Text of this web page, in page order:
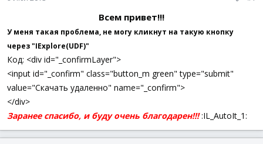
Всем привет!!!
У меня такая проблема, не могу кликнут на такую кнопку
через "IExplore(UDF)"
Код: <div id="_confirmLayer">
<input id="_confirm" class="button_m green" type="submit"
value="Скачать удаленно" name="_confirm">
</div>
Заранее спасибо, и буду очень благодарен!!!:IL_AutoIt_1: